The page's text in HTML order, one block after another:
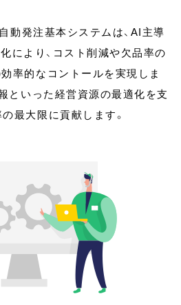
動発注基本システムは、AI主導
により、 コスト削減や欠品率の
率的なコントールを実現しま
報といった経営資源の最適化を支
最大限に貢献します。